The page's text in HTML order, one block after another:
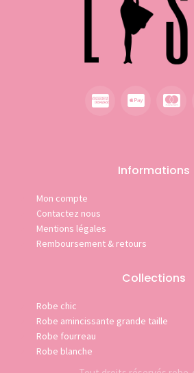
Informations
Mon compte
Contactez nous
Mentions légales
Remboursement & retours
Collections
Robe chic
Robe amincissante grande taille
Robe fourreau
Robe blanche